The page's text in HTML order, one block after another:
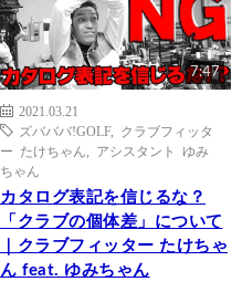
7:47
2021.03.21
ズバババ!GOLF, クラブフィッタ
ー たけちゃん
アシスタント ゆみ
ちゃん
カタログ表記を信じるな？
「クラブの個体差」について
｜クラブフィッター たけちゃ
ん feat. ゆみちゃん